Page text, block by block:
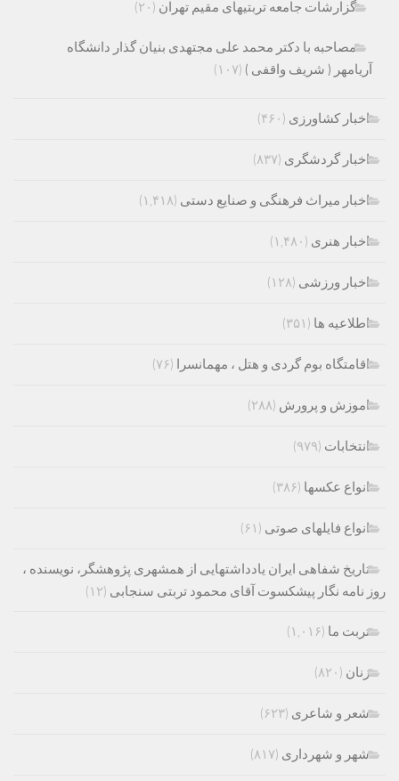
گزارشات جامعه تربتیهای مقیم تهران (۲۰)
مصاحبه با دکتر محمد علی مجتهدی بنیان گذار دانشگاه
آریامهر ( شریف واقفی ) (۱۰۷)
اخبار کشاورزی (۴۶۰)
اخبار گردشگری (۸۳۷)
اخبار میراث فرهنگی و صنایع دستی (۱,۴۱۸)
اخبار هنری (۱,۴۸۰)
اخبار ورزشی (۱۲۸)
اطلاعیه ها (۳۵۱)
اقامتگاه بوم گردی و هتل ، مهمانسرا (۷۶)
اموزش و پرورش (۲۸۸)
انتخابات (۹۷۹)
انواع عکسها (۳۸۶)
انواع فایلهای صوتی (۶۱)
تاریخ شفاهی ایران یادداشتهایی از همشهری پژوهشگر، نویسنده ،
روز نامه نگار پیشکسوت آقای محمود تربتی سنجابی (۱۲)
تربت ما (۱,۰۱۶)
زنان (۸۲۰)
شعر و شاعری (۶۲۳)
شهر و شهرداری (۸۱۷)